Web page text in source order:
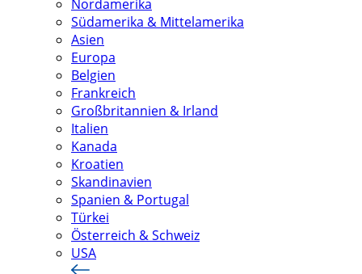
Nordamerika
Südamerika & Mittelamerika
Asien
Europa
Belgien
Frankreich
Großbritannien & Irland
Italien
Kanada
Kroatien
Skandinavien
Spanien & Portugal
Türkei
Österreich & Schweiz
USA